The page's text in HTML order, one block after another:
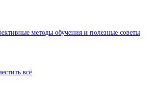
методы обучения и полезные советы
всё